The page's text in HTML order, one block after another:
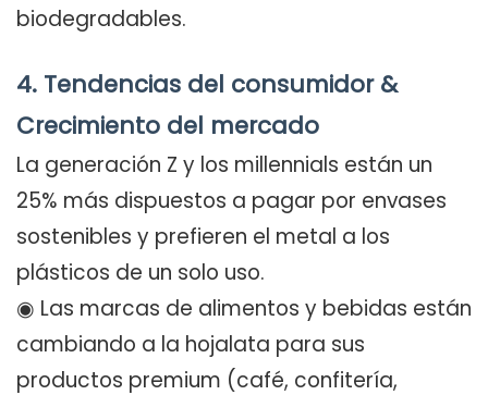
biodegradables.
4. Tendencias del consumidor &
Crecimiento del mercado
La generación Z y los millennials están un
25% más dispuestos a pagar por envases
sostenibles y prefieren el metal a los
plásticos de un solo uso.
◉ Las marcas de alimentos y bebidas están
cambiando a la hojalata para sus
productos premium (café, confitería,